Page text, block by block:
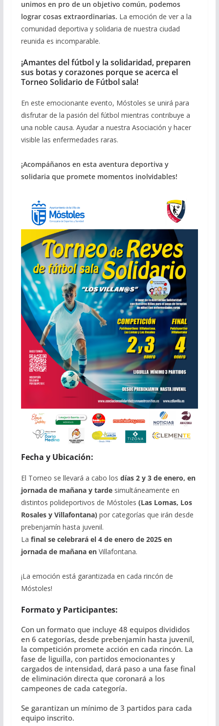
unimos en pro de un objetivo común, podemos
lograr cosas extraordinarias. La emoción de ver a la
comunidad deportiva y solidaria de nuestra ciudad
reunida es incomparable.
¡Amantes del fútbol y la solidaridad, preparen
sus botas y corazones porque se acerca el
Torneo Solidario de Fútbol sala!
En este emocionante evento, Móstoles se unirá para
disfrutar de la pasión del fútbol mientras contribuye a
una noble causa. Ayudar a nuestra Asociación y hacer
visible las enfermedades raras.
¡Acompáñanos en esta aventura deportiva y
solidaria que promete momentos inolvidables!
Fecha y Ubicación:
El Torneo se llevará a cabo los días 2 y 3 de enero, en
jornada de mañana y tardesimultáneamente en
distintos polideportivos de Móstoles (Las Lomas, Los
Rosales y Villafontana) por categorías que irán desde
prebenjamín hasta juvenil.
La final se celebrará el 4 de enero de 2025 en
jornada de mañana en Villafontana.
¡La emoción está garantizada en cada rincón de
Móstoles!
Formato y Participantes:
Con un formato que incluye 48 equipos divididos
en 6 categorías, desde prebenjamín hasta juvenil,
la competición promete acción en cada rincón. La
fase de liguilla, con partidos emocionantes y
cargados de intensidad, dará paso a una fase final
de eliminación directa que coronará a los
campeones de cada categoría.
Se garantizan un mínimo de 3 partidos para cada
equipo inscrito.